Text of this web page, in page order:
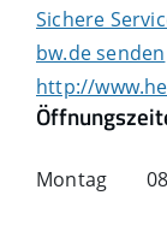
Sichere
bw.de senden
http://
Montag